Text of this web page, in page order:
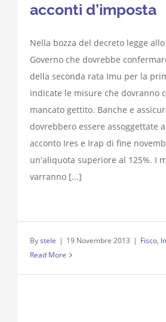
acconti d’imposta
Nella bozza del decreto legge
Governo che dovrebbe
della seconda rata Imu per la
indicate le misure che dovranno
mancato gettito. Banche e
dovrebbero essere assoggettate
acconto Ires e Irap di fine
un'aliquota superiore al 125%. I
varranno [...]
Bystele | 19 Novembre 2013 | Fisco,
Read More